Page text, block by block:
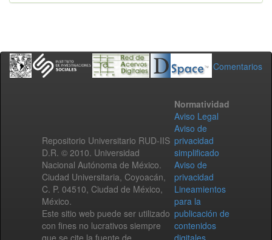
Comentarios
Repositorio Universitario RUD-IIS
D.R. © 2010. Universidad
Nacional Autónoma de México.
Ciudad Universitaria, Coyoacán,
C. P. 04510, Ciudad de México,
México.
Este sitio web puede ser utilizado
con fines no lucrativos siempre
que se cite la fuente de
Normatividad
Aviso Legal
Aviso de
privacidad
simplificado
Aviso de
privacidad
Lineamientos
para la
publicación de
contenidos
digitales